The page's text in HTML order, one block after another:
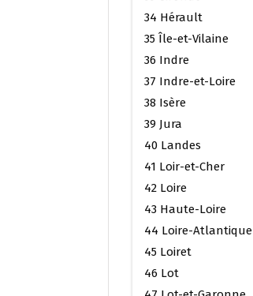
34 Hérault
35 Île-et-Vilaine
36 Indre
37 Indre-et-Loire
38 Isère
39 Jura
40 Landes
41 Loir-et-Cher
42 Loire
43 Haute-Loire
44 Loire-Atlantique
45 Loiret
46 Lot